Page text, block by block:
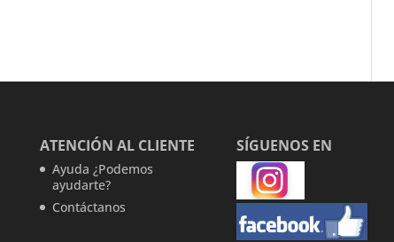
ATENCIÓN AL CLIENTE
Ayuda ¿Podemos
ayudarte?
Contáctanos
SÍGUENOS EN